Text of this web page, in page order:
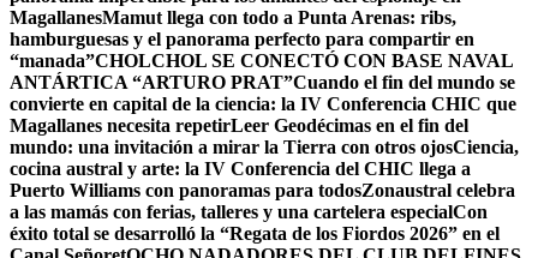
MagallanesMamut llega con todo a Punta Arenas: ribs,
hamburguesas y el panorama perfecto para compartir en
“manada”CHOLCHOL SE CONECTÓ CON BASE NAVAL
ANTÁRTICA “ARTURO PRAT”Cuando el fin del mundo se
convierte en capital de la ciencia: la IV Conferencia CHIC que
Magallanes necesita repetirLeer Geodécimas en el fin del
mundo: una invitación a mirar la Tierra con otros ojosCiencia,
cocina austral y arte: la IV Conferencia del CHIC llega a
Puerto Williams con panoramas para todosZonaustral celebra
a las mamás con ferias, talleres y una cartelera especialCon
éxito total se desarrolló la “Regata de los Fiordos 2026” en el